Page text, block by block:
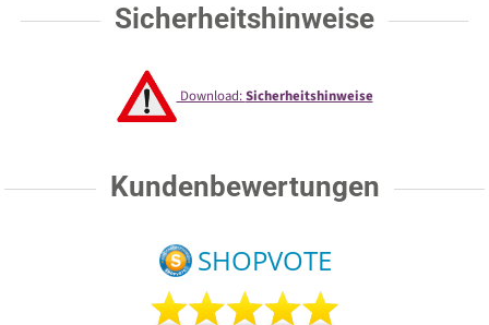
Sicherheitshinweise
Download:Sicherheitshinweise
Kundenbewertungen